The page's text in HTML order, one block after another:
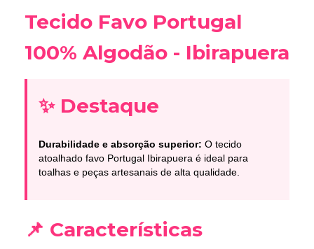
Tecido Favo Portugal
100% Algodão - Ibirapuera
✨ Destaque
Durabilidade e absorção superior: O tecido
atoalhado favo Portugal Ibirapuera é ideal para
toalhas e peças artesanais de alta qualidade.
📌 Características